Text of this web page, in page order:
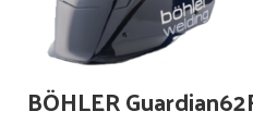
BÖHLER